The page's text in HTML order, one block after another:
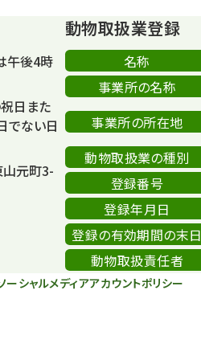
午後4時
日また
でない日
元町3-
動物取扱業登録
名称
事業所の名称
事業所の所在地
動物取扱業の種別
登録番号
登録年月日
登録の有効期間の末日
動物取扱責任者
ーシャルメディアアカウントポリシー